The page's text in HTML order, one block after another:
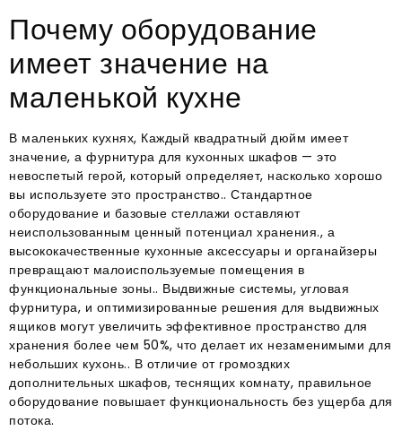
Почему оборудование
имеет значение на
маленькой кухне
В маленьких кухнях, Каждый квадратный дюйм имеет
значение, а фурнитура для кухонных шкафов — это
невоспетый герой, который определяет, насколько хорошо
вы используете это пространство.. Стандартное
оборудование и базовые стеллажи оставляют
неиспользованным ценный потенциал хранения., а
высококачественные кухонные аксессуары и органайзеры
превращают малоиспользуемые помещения в
функциональные зоны.. Выдвижные системы, угловая
фурнитура, и оптимизированные решения для выдвижных
ящиков могут увеличить эффективное пространство для
хранения более чем 50%, что делает их незаменимыми для
небольших кухонь.. В отличие от громоздких
дополнительных шкафов, теснящих комнату, правильное
оборудование повышает функциональность без ущерба для
потока.